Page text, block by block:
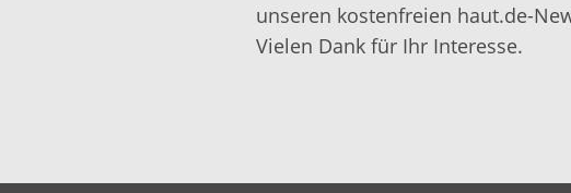
unseren kostenfreien haut.de-
Vielen Dank für Ihr Interesse.